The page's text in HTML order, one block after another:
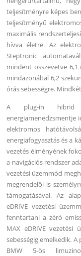
teljesítményre képes
teljesítményű
maximális
hívva életre. Az
Steptronic
mindent összevetve
mindazonáltal 6,2
órás sebességre.
A plug-in hibrid
energiamenedzsmentje
elektromos
energiafogyasztás és a
vezetés élményének
a navigációs rendszer
vezetési üzemmód
megrendelői is
támogatásával. Az
eDRIVE vezetési
fenntartani a zéró
MAX eDRIVE vezetési
sebességig emelkedik.
BMW 5-ös